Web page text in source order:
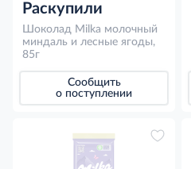
Раскупили
Шоколад Milka молочный
миндаль и лесные ягоды,
85г
Сообщить
о поступлении